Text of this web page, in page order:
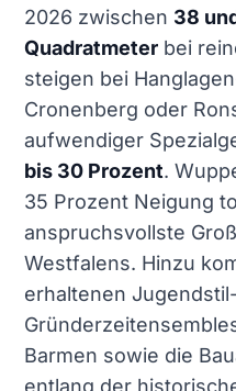
2026 zwischen 38
Quadratmeter bei
steigen bei
Cronenberg oder
aufwendiger
bis 30 Prozent.
35 Prozent Neigung
anspruchsvollste
Westfalens. Hinzu
erhaltenen
Barmen sowie die